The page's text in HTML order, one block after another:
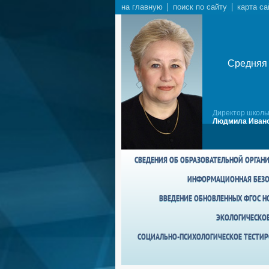
на главную поиск по сайту карта
Средняя
Директор
Людмила
СВЕДЕНИЯ ОБ ОБРАЗОВАТЕЛЬНОЙ
ИНФОРМАЦИОННАЯ
ВВЕДЕНИЕ ОБНОВЛЕННЫХ ФГОС
СОЦИАЛЬНО-ПСИХОЛОГИЧЕСКОЕ